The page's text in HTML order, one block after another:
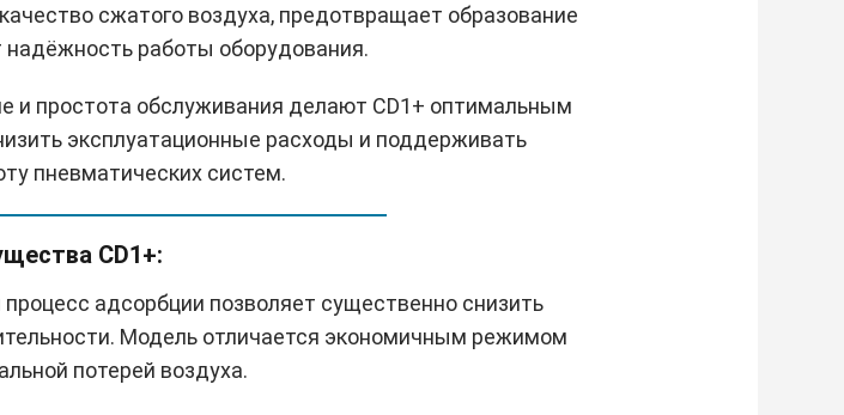
сжатого воздуха, предотвращает образование
работы оборудования.
и простота обслуживания делают CD1+ оптимальным
эксплуатационные расходы и поддерживать
пневматических систем.
CD1+:
адсорбции позволяет существенно снизить
Модель отличается экономичным режимом
потерей воздуха.